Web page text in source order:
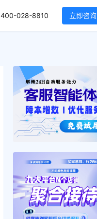
400-028-8810 立即咨询